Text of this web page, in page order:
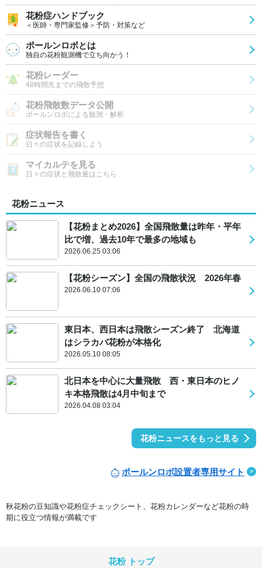
花粉症ハンドブック
＜医師・専門家監修＞予防・対策など
ポールンロボとは
独自の花粉観測機で立ち向かう！
花粉レーダー
48時間先までの飛散予想
花粉飛散数データ公開
ポールンロボによる観測・解析
症状報告を書く
日々の症状を記録しよう
マイカルテを見る
日々の症状と飛散量はこちら
花粉ニュース
【花粉まとめ2026】全国飛散量は昨年・平年
比で増、過去10年で最多の地域も
2026.06.25 03:06
【花粉シーズン】全国の飛散状況 2026年春
2026.06.10 07:06
東日本、西日本は飛散シーズン終了 北海道
はシラカバ花粉が本格化
2026.05.10 08:05
北日本を中心に大量飛散 西・東日本のヒノ
キ本格飛散は4月中旬まで
2026.04.08 03:04
花粉ニュースをもっと見る
ポールンロボ設置者専用サイト
秋花粉の豆知識や花粉症チェックシート、花粉カレンダーなど花粉の時
期に役立つ情報が満載です
花粉 トップ